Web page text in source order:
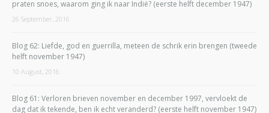
praten snoes, waarom ging ik naar Indië? (eerste helft december 1947)
26 September, 2016
Blog 62: Liefde, god en guerrilla, meteen de schrik erin brengen (tweede
helft november 1947)
10 August, 2016
Blog 61: Verloren brieven november en december 1997, vervloekt de
dag dat ik tekende, ben ik echt veranderd? (eerste helft november 1947)